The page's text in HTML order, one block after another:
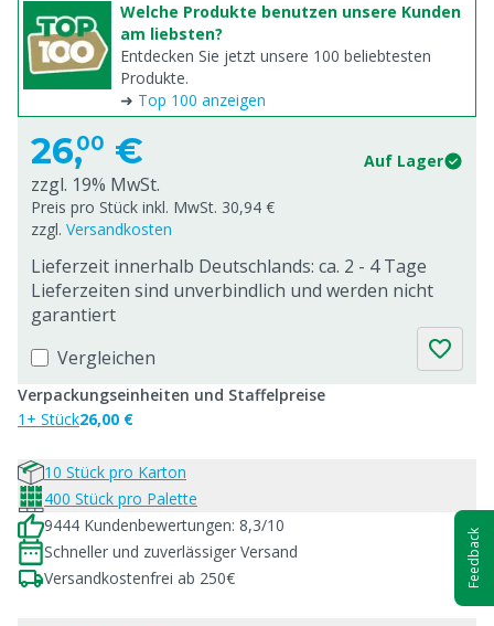
Welche Produkte benutzen unsere Kunden
am liebsten?
Entdecken Sie jetzt unsere 100 beliebtesten
Produkte.
➜ Top 100 anzeigen
26,00 € Auf Lager
zzgl. 19% MwSt.
Preis pro Stück inkl. MwSt. 30,94 €
zzgl. Versandkosten
Lieferzeit innerhalb Deutschlands: ca. 2 - 4 Tage
Lieferzeiten sind unverbindlich und werden nicht
garantiert
Vergleichen
Verpackungseinheiten und Staffelpreise
1+ Stück26,00 €
10 Stück pro Karton
400 Stück pro Palette
9444 Kundenbewertungen: 8,3/10
Schneller und zuverlässiger Versand
Versandkostenfrei ab 250€
Feedback